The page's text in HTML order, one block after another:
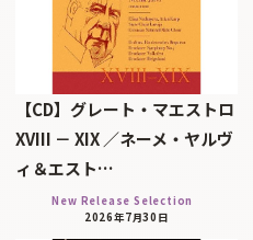
【CD】グレート・マエストロ
XVIII － XIX ／ネーメ・ヤルヴ
ィ＆エスト…
New Release Selection
2026年7月30日